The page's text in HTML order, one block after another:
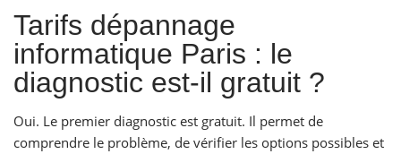
Tarifs dépannage
informatique Paris : le
diagnostic est-il gratuit ?
Oui. Le premier diagnostic est gratuit. Il permet de
comprendre le problème, de vérifier les options possibles et